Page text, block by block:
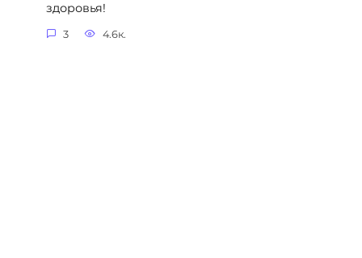
здоровья!
3 4.6к.